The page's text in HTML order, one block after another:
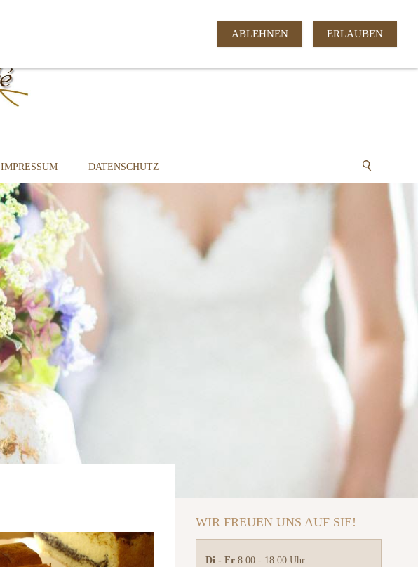
IMPRESSUM DATENSCHUTZ
WIR FREUEN UNS AUF SIE!
Di - Fr8.00 - 18.00 Uhr
ERLAUBEN
ABLEHNEN